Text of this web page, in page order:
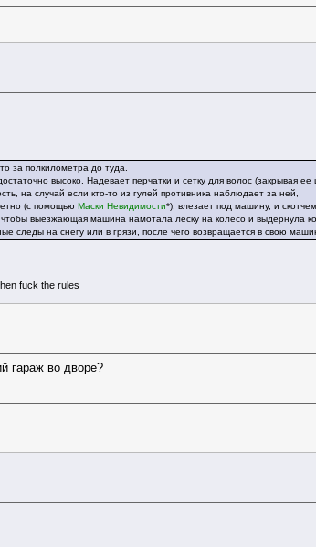
за полкилометра до туда.
высоко. Надевает перчатки и сетку для волос (закрывая ее
на случай если кто-то из гулей противника наблюдает за ней,
(с помощью Маски Невидимости*), влезает под машину, и
чтобы выезжающая машина намотала леску на колесо и выдернула
следы на снегу или в грязи, после чего возвращается в свою
fuck the rules
гараж во дворе?